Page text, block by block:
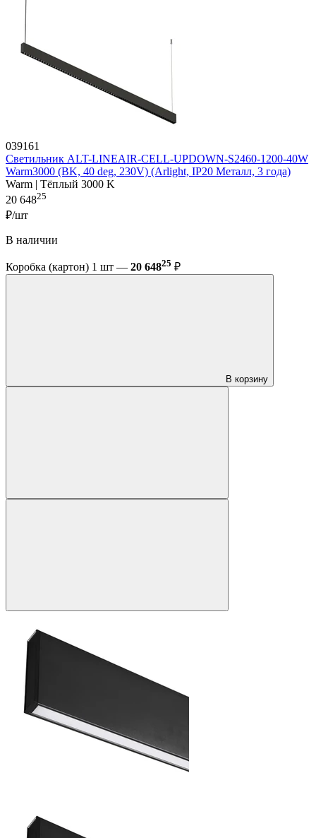
039161
Светильник ALT-LINEAIR-CELL-UPDOWN-S2460-1200-40W
Warm3000 (BK, 40 deg, 230V) (Arlight, IP20 Металл, 3 года)
Warm | Тёплый 3000 K
20 64825
₽/шт
В наличии
Коробка (картон) 1 шт — 20 64825 ₽
В корзину